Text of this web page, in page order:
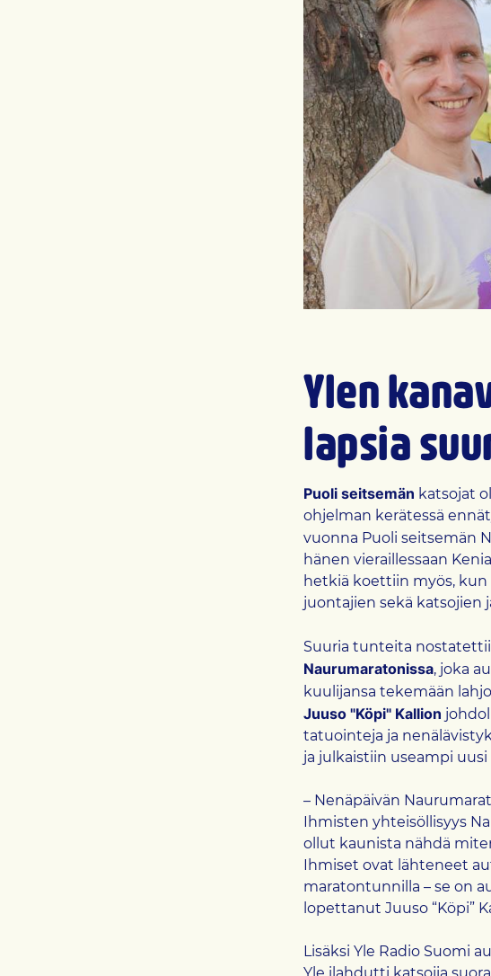
Ylen
lapsia
Puoli seitsemän katsojat
ohjelman kerätessä
vuonna Puoli seitsemän
hänen vieraillessaan
hetkiä koettiin myös,
juontajien sekä katsojien
Suuria tunteita
Naurumaratonissa, joka
kuulijansa tekemään
Juuso "Köpi" Kallion
tatuointeja ja
ja julkaistiin useampi
– Nenäpäivän
Ihmisten yhteisöllisyys
ollut kaunista nähdä
Ihmiset ovat lähteneet
maratontunnilla – se on
lopettanut Juuso “Köpi”
Lisäksi Yle Radio Suomi
Yle ilahdutti katsojia